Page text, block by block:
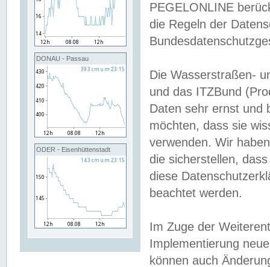
DONAU - Passau
ODER - Eisenhüttenstadt
PEGELONLINE
die Regeln der
Die Wasserstraßen-
und das ITZBund
Daten sehr ernst und
möchten, dass sie
verwenden. Wir
die sicherstellen,
diese
beachtet werden.
Im Zuge der
Implementierung
können auch